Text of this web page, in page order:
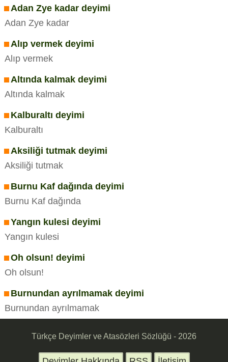
Adan Zye kadar deyimi
Adan Zye kadar
Alıp vermek deyimi
Alıp vermek
Altında kalmak deyimi
Altında kalmak
Kalburaltı deyimi
Kalburaltı
Aksiliği tutmak deyimi
Aksiliği tutmak
Burnu Kaf dağında deyimi
Burnu Kaf dağında
Yangın kulesi deyimi
Yangın kulesi
Oh olsun! deyimi
Oh olsun!
Burnundan ayrılmamak deyimi
Burnundan ayrılmamak
Türkçe Deyimler ve Atasözleri Sözlüğü - 2026